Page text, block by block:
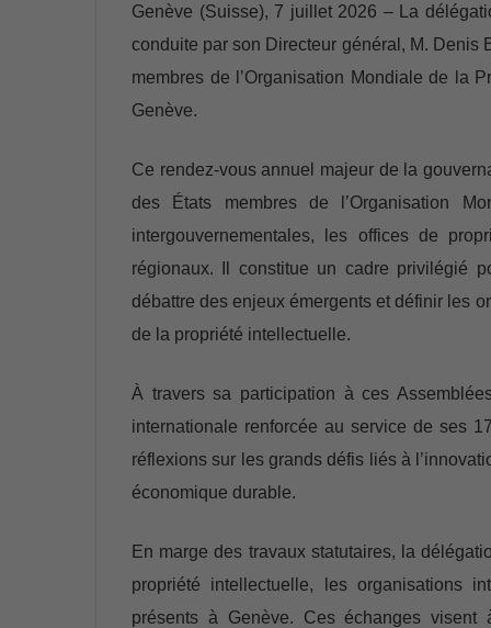
Genève (Suisse), 7 juillet 2026 – La
conduite par son Directeur général, M. Denis
membres de l’Organisation Mondiale de la
Genève.
Ce rendez-vous annuel majeur de la
des États membres de l’Organisation
intergouvernementales, les offices de
régionaux. Il constitue un cadre privilégié
débattre des enjeux émergents et définir les
de la propriété intellectuelle.
À travers sa participation à ces
internationale renforcée au service de ses
réflexions sur les grands défis liés à
économique durable.
En marge des travaux statutaires, la
propriété intellectuelle, les organisations
présents à Genève. Ces échanges